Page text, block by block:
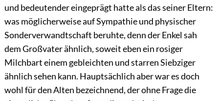
und bedeutender eingeprägt hatte als das seiner Eltern:
was möglicherweise auf Sympathie und physischer
Sonderverwandtschaft beruhte, denn der Enkel sah
dem Großvater ähnlich, soweit eben ein rosiger
Milchbart einem gebleichten und starrenSiebziger
ähnlich sehen kann. Hauptsächlich aber war es doch
wohl für den Alten bezeichnend, der ohne Frage die